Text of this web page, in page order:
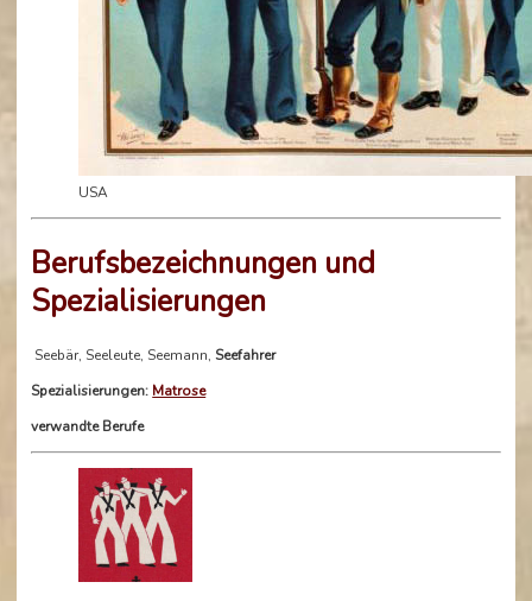
USA
Berufsbezeichnungen und
Spezialisierungen
Seebär, Seeleute, Seemann,Seefahrer
Spezialisierungen: Matrose
verwandte Berufe